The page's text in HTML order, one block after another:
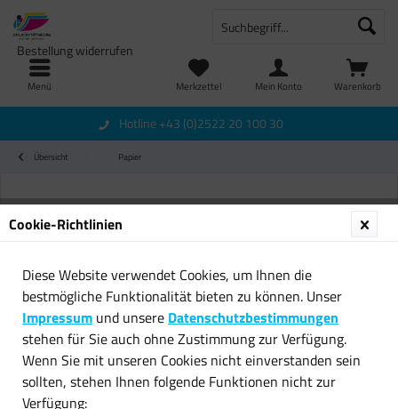
Menü Warenkorb
Merkzettel
Bestellung widerrufen
Mein Konto
Hotline +43 (0)2522 20 100 30
Übersicht Papier
Cookie-Richtlinien
Diese Website verwendet Cookies, um Ihnen die
bestmögliche Funktionalität bieten zu können. Unser
Impressum und unsere Datenschutzbestimmungen
stehen für Sie auch ohne Zustimmung zur Verfügung.
Wenn Sie mit unseren Cookies nicht einverstanden sein
sollten, stehen Ihnen folgende Funktionen nicht zur
Verfügung: